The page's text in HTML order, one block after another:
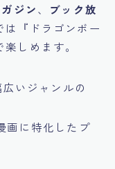
ジン、 ブック放
は『ドラゴンボー
しめます。
広いジャンルの
画に特化したプ